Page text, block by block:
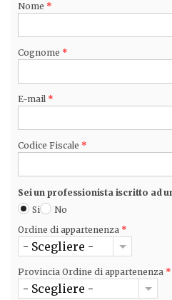
Nome *
Cognome *
E-mail *
Codice Fiscale *
Sei un professionista iscritto ad
Si
No
Ordine di appartenenza *
- Scegliere -
Provincia Ordine di appartenenza *
- Scegliere -